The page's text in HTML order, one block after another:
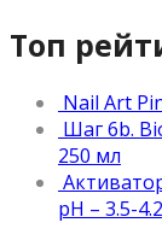
Топ
Nail Art
Шаг 6b.
250 мл
pH – 3.5-